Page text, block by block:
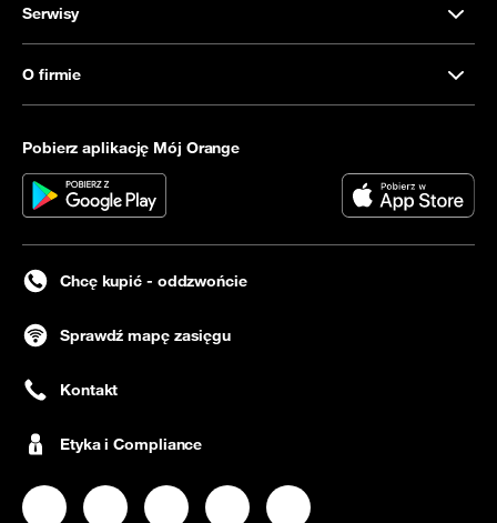
Serwisy
O firmie
Pobierz aplikację Mój Orange
Chcę kupić - oddzwońcie
Sprawdź mapę zasięgu
Kontakt
Etyka i Compliance
Nasz profil na Facebook
Nasz profil na Instagram
Nasz profil na LinkedIN
Nasz profil naNasz profil na